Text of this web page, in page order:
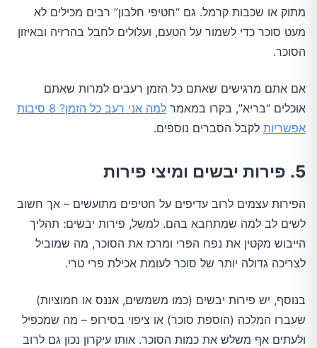
מתוק או שכבות קרמל. גם “חטיפי חלבון” רבים מכילים לא
מעט סוכר כדי לשמור על הטעם, ועלולים לחבל בהרזיה ובאיזון
הסוכר.
אם אתם מרגישים שאתם כל הזמן רעבים למרות שאתם
אוכלים “בריא”, בקרו במאמר
למה אני רעב כל הזמן? 8 סיבות
אפשריות לקבל הסברים נוספים.
5. פירות יבשים ומיצי פירות
הפירות עצמים לרוב עדיפים על חטיפים מתועשים – אך חשוב
לשים לב למה שמתחבא בהם. למשל, פירות יבשים: תהליך
הייבוש מקטין את נפח הפרי ומרכז את הסוכר, מה שמוביל
לצריכה גדולה יותר של סוכר לעומת אכילת פרי טרי.
בנוסף, יש פירות יבשים (כמו משמשים, אננס או חמוציות)
שעברו המלכה (הוספת סוכר) או ציפוי בסירופ – מה שמכפיל
ולעתים אף משלש את כמות הסוכר. אותו עיקרון נכון גם לרוב